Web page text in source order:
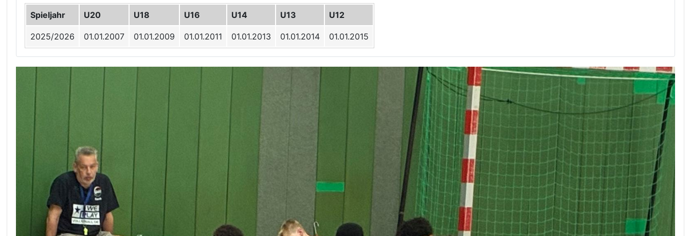
Spieljahr U20 U18 U16 U14 U13 U12
2025/2026 01.01.2007 01.01.2009 01.01.2011 01.01.2013 01.01.2014 01.01.2015